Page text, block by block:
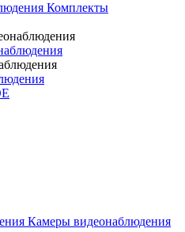
Комплекты
Камеры видеонаблюдения